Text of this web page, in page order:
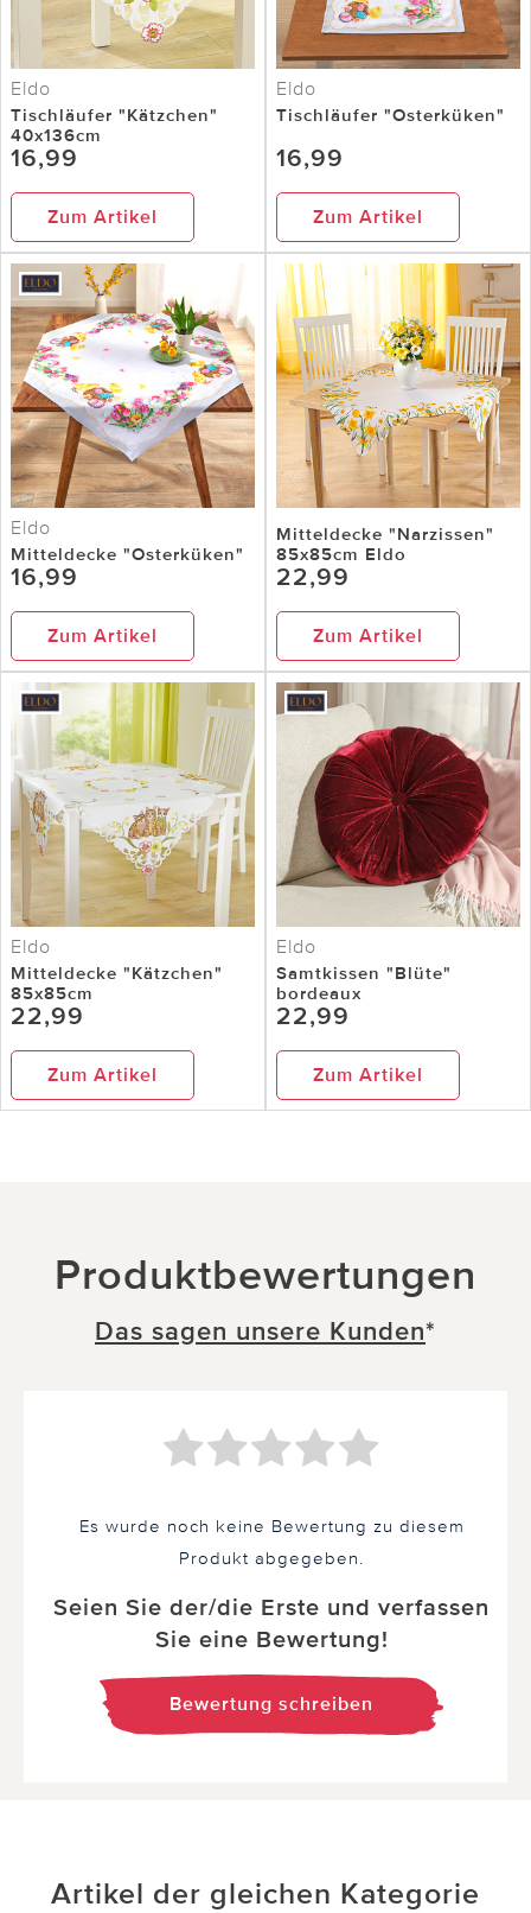
Eldo
Tischläufer "Kätzchen"
40x136cm
16,99
Zum Artikel
Eldo
Tischläufer "Osterküken"
16,99
Zum Artikel
Eldo
Mitteldecke "Osterküken"
16,99
Zum Artikel
Mitteldecke "Narzissen"
85x85cm Eldo
22,99
Zum Artikel
Eldo
Mitteldecke "Kätzchen"
85x85cm
22,99
Zum Artikel
Eldo
Samtkissen "Blüte"
bordeaux
22,99
Zum Artikel
Produktbewertungen
Das sagen unsere Kunden*
Es wurde noch keine Bewertung zu diesem
Produkt abgegeben.
Seien Sie der/die Erste und verfassen
Sie eine Bewertung!
Bewertung schreiben
Artikel der gleichen Kategorie